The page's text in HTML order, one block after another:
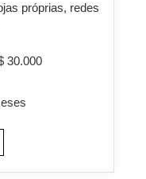
próprias, redes
30.000